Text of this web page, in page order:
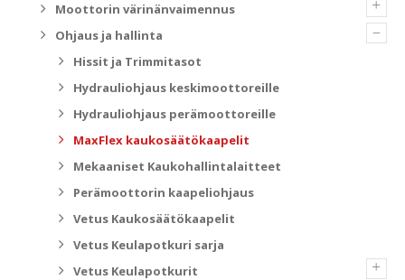
+
Moottorin värinänvaimennus
–
Ohjaus ja hallinta
Hissit ja Trimmitasot
Hydrauliohjaus keskimoottoreille
Hydrauliohjaus perämoottoreille
MaxFlex kaukosäätökaapelit
Mekaaniset Kaukohallintalaitteet
Perämoottorin kaapeliohjaus
Vetus Kaukosäätökaapelit
Vetus Keulapotkuri sarja
+
Vetus Keulapotkurit